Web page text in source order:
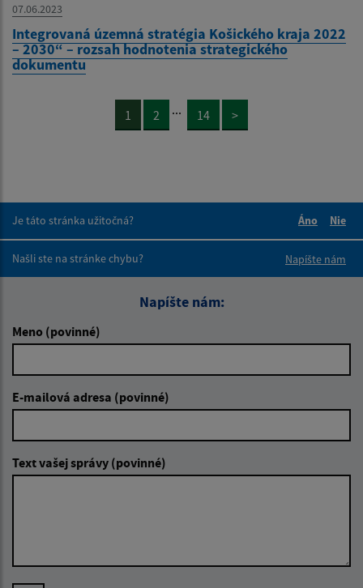
07.06.2023
Integrovaná územná stratégia Košického kraja 2022
– 2030“ – rozsah hodnotenia strategického
dokumentu
1 2 ... 14 >
Je táto stránka užitočná?
Áno
Nie
Našli ste na stránke chybu?
Napíšte nám
Napíšte nám:
Meno (povinné)
E-mailová adresa (povinné)
Text vašej správy (povinné)